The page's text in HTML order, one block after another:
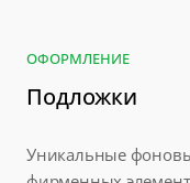
ОФОРМЛЕНИЕ
Подложки
Уникальные